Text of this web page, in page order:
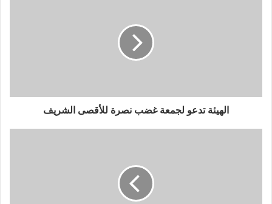
الهيئة تدعو لجمعة غضب نصرة للأقصى الشريف